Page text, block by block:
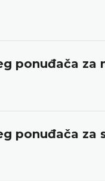
ponuđača za
ponuđača za